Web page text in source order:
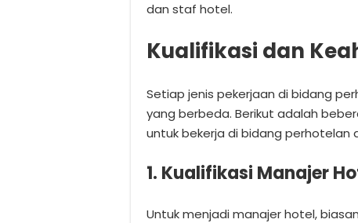
dan staf hotel.
Kualifikasi dan
Setiap jenis pekerjaan di bidang
yang berbeda. Berikut adalah
untuk bekerja di bidang perhotelan
1. Kualifikasi Manajer
Untuk menjadi manajer hotel,